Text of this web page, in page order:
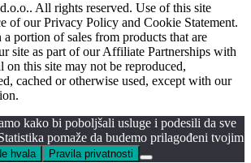
All rights reserved. Use of this site
of our Privacy Policy and Cookie Statement.
portion of sales from products that are
site as part of our Affiliate Partnerships with
on this site may not be reproduced,
cached or otherwise used, except with our
kako bi poboljšali usluge i podesili da sve
pomaže da budemo prilagođeni tvojim
hvala Pravila privatnosti